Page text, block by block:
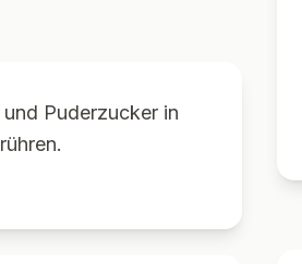
Puderzucker in